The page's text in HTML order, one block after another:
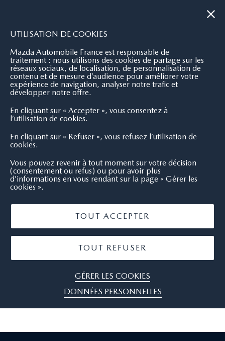
UTILISATION DE COOKIES
Mazda Automobile France est responsable de
traitement : nous utilisons des cookies de partage sur les
réseaux sociaux, de localisation, de personnalisation de
contenu et de mesure d’audience pour améliorer votre
expérience de navigation, analyser notre trafic et
développer notre offre.
En cliquant sur « Accepter », vous consentez à
l’utilisation de cookies.
En cliquant sur « Refuser », vous refusez l’utilisation de
cookies.
Vous pouvez revenir à tout moment sur votre décision
(consentement ou refus) ou pour avoir plus
d’informations en vous rendant sur la page « Gérer les
cookies ».
TOUT ACCEPTER
TOUT REFUSER
GÉRER LES COOKIES
DONNÉES PERSONNELLES